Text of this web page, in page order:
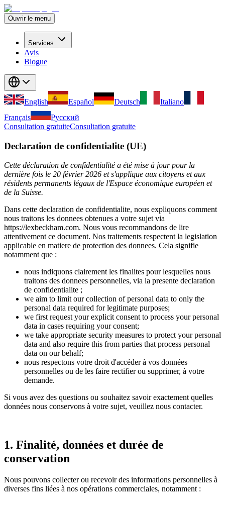
Ouvrir le menu
Services
Avis
Blogue
English Español Deutsch
Italiano
Français
Русский
Consultation gratuiteConsultation gratuite
Declaration de confidentialite (UE)
Cette déclaration de confidentialité a été mise à jour pour la
dernière fois le 20 février 2026 et s'applique aux citoyens et aux
résidents permanents légaux de l'Espace économique européen et
de la Suisse.
Dans cette declaration de confidentialite, nous expliquons comment
nous traitons les donnees obtenues a votre sujet via
https://lexbeckham.com. Nous vous recommandons de lire
attentivement ce document. Nos traitements respectent la legislation
applicable en matiere de protection des donnees. Cela signifie
notamment que :
nous indiquons clairement les finalites pour lesquelles nous
traitons des donnees personnelles, via la presente declaration
de confidentialite ;
we aim to limit our collection of personal data to only the
personal data required for legitimate purposes;
we first request your explicit consent to process your personal
data in cases requiring your consent;
we take appropriate security measures to protect your personal
data and also require this from parties that process personal
data on our behalf;
nous respectons votre droit d'accéder à vos données
personnelles ou de les faire rectifier ou supprimer, à votre
demande.
Si vous avez des questions ou souhaitez savoir exactement quelles
données nous conservons à votre sujet, veuillez nous contacter.
1. Finalité, données et durée de
conservation
Nous pouvons collecter ou recevoir des informations personnelles à
diverses fins liées à nos opérations commerciales, notamment :